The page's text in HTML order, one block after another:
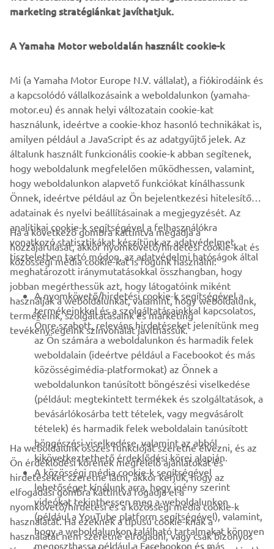
excitement and sheer adrenaline. Which is why we’ve
segments: Sport, Cruising and Recreation. Jump on the
wave with us and check out the brand new 4-stroke
well as the new GP and VX families, and exciting new FX
and EX colour ranges!
DISCOVER THE FULL RANGE NOW!
VÁLLALATI
B2B
TÖBB YAMAHA
TÁMOGATÁS
HÍRLEVÉL
Legyél az elsők között, aki a legújabb ajánlatokról, különleges
eseményekről, újdonságokról stb. értesül.
ELŐFIZETÉS
Olvassa el Adatvédelmi szabályzatunkat, hogy megtudja, hogyan
kezeljük személyes adatait:Adatvédelmi Szabályzat
marketing stratégiánkat javíthatjuk.
A Yamaha Motor weboldalán használt cookie-k
Mi (a Yamaha Motor Europe N.V. vállalat), a fiókirodáink és
a kapcsolódó vállalkozásaink a weboldalunkon (yamaha-
motor.eu) és annak helyi változatain cookie-kat
használunk, ideértve a cookie-khoz hasonló technikákat is,
amilyen például a JavaScript és az adatgyűjtő jelek. Az
általunk használt funkcionális cookie-k abban segítenek,
hogy weboldalunk megfelelően működhessen, valamint,
hogy weboldalunkon alapvető funkciókat kínálhassunk
Önnek, ideértve például az Ön bejelentkezési hitelesítő
adatainak és nyelvi beállításainak a megjegyzését. Az
analitikai cookie-k segítségével a felhasználókra
vonatkozó statisztikákat készítünk az adatvédelmet
tiszteletben tartó módon, az adatvédelmi hatóságok által
meghatározott iránymutatásokkal összhangban, hogy
jobban megérthessük azt, hogy látogatóink miként
használják a weboldalunkat, valamint, hogy weboldalunk,
termékeink, szolgáltatásaink és marketing
tevékenységeink színvonalát javíthassuk.
Ha a következő gombra kattintva megadja a
hozzájárulását, akkor nyomkövető/hirdetési cookie-kat és
közösségi média cookie-kat is fogunk használni:
A nyomkövető/hirdetési cookie-k segítségével a
termékeinkkel és a szolgáltatásainkkal kapcsolatos,
Önre szabott, releváns hirdetéseket jelenítünk meg
az Ön számára a weboldalunkon és harmadik felek
weboldalain (ideértve például a Facebookot és más
közösségimédia-platformokat) az Önnek a
weboldalunkon tanúsított böngészési viselkedése
(például: megtekintett termékek és szolgáltatások, a
bevásárlókosárba tett tételek, vagy megvásárolt
tételek) és harmadik felek weboldalain tanúsított
böngészési viselkedése, valamint az abból
kikövetkeztethető érdeklődési körei alapján.
A közösségi média cookie-k segítségével
lehetőséget kínálunk arra, hogy igény szerint
videókat tekinthessen meg a weboldalunkon
(például a YouTube platform segítségével), valamint,
hogy a weboldalunkon található tartalmakat könnyen
megoszthassa például a Facebookon és más
Ha weboldalunk összes funkcióját szeretné élvezni, és az
Ön érdeklődési körének megfelelő ajánlatokat és
hirdetéseket szeretne látni, akkor kérjük, hogy az
elfogadási gombra kattintva fogadja el a
nyomkövető/hirdetési és a közösségi média cookie-k
használatát. Ha ezeknek a típusú cookie-knak a
használatát nem szeretné elfogadni, vagy csak bizonyos